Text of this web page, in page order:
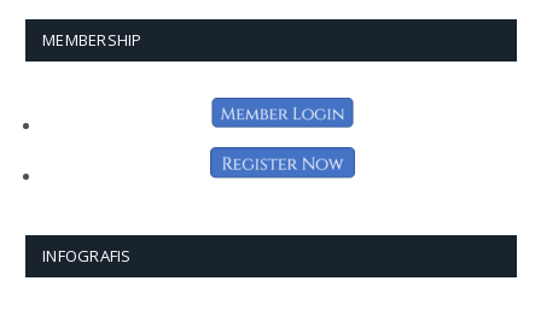
MEMBERSHIP
INFOGRAFIS